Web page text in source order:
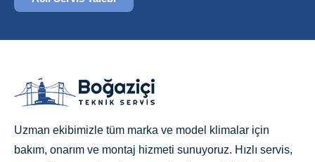
Uzman ekibimizle tüm marka ve model klimalar için
bakım, onarım ve montaj hizmeti sunuyoruz. Hızlı servis,